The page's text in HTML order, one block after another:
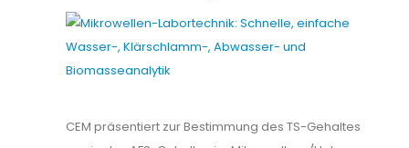
CEM präsentiert zur Bestimmung des TS-Gehaltes